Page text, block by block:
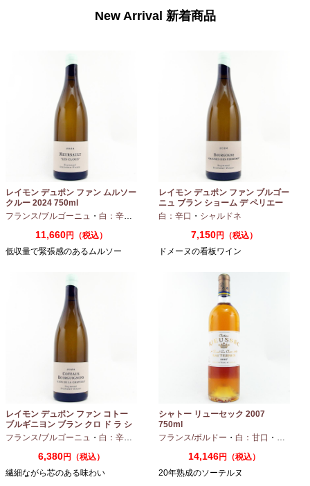
New Arrival 新着商品
レイモン デュポン ファン ムルソー
クルー 2024 750ml
フランス/ブルゴーニュ ・ 白：辛口 シャルドネ
11,660円（税込）
低収量で緊張感のあるムルソー
レイモン デュポン ファン ブルゴー
ニュ ブラン ショーム デ ペリエー
ル 2024 750ml
白：辛口 ・ シャルドネ
7,150円（税込）
ドメーヌの看板ワイン
レイモン デュポン ファン コトー
ブルギニヨン ブラン クロ ド ラ シ
ャペル 2024 750ml
フランス/ブルゴーニュ ・ 白：辛口 シャルドネ
6,380円（税込）
繊細ながら芯のある味わい
シャトー リューセック 2007
750ml
フランス/ボルドー ・ 白：甘口 ・
14,146円（税込）
20年熟成のソーテルヌ